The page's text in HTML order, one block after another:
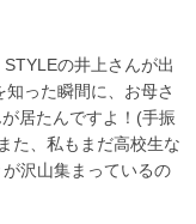
の井上さんが出
った瞬間に、お母さ
居たんですよ！(手振
た、私もまだ高校生な
沢山集まっているの